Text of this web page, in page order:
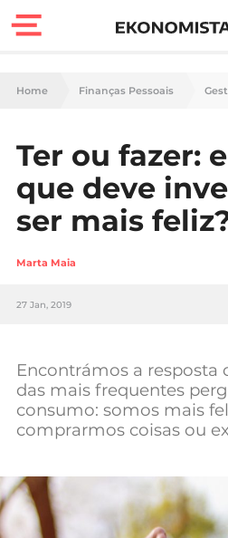
Finanças
Carreira
Casa
Lifestyle
Sociedade
Negócios
Mundial 2026
Home Finanças Pessoais
Ter ou fazer:
que deve
ser mais
Marta Maia
27 Jan, 2019
Encontrámos a resposta
das mais frequentes
consumo: somos mais
comprarmos coisas ou